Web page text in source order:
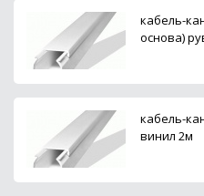
кабель-
основа)
кабель-
винил 2м